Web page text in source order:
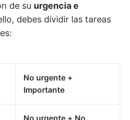
de su urgencia e
debes dividir las tareas
No urgente +
Importante
No urgente + No